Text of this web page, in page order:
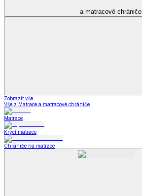
a matracové chrániče
Zobrazit vše
Vše z Matrace a matracové chrániče
Matrace
Krycí matrace
Chrániče na matrace